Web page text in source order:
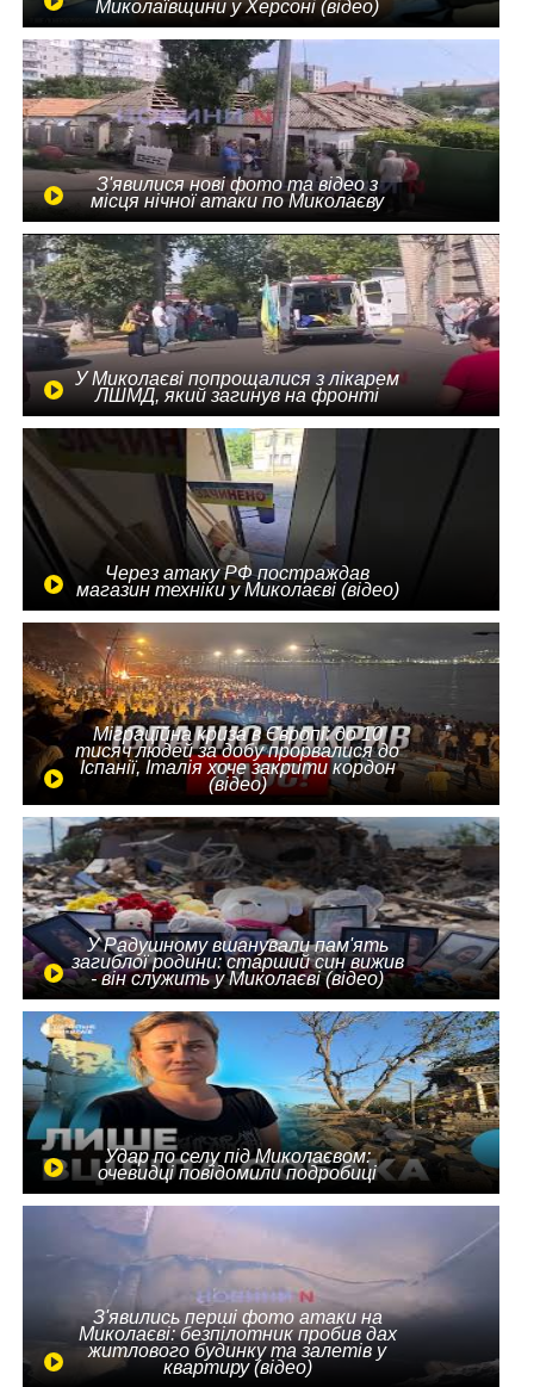
Миколаївщини у Херсоні (відео)
З'явилися нові фото та відео з
місця нічної атаки по Миколаєву
У Миколаєві попрощалися з лікарем
ЛШМД, який загинув на фронті
Через атаку РФ постраждав
магазин техніки у Миколаєві (відео)
Міграційна криза в Європі: до 10
тисяч людей за добу прорвалися до
Іспанії, Італія хоче закрити кордон
(відео)
У Радушному вшанували пам'ять
загиблої родини: старший син вижив
- він служить у Миколаєві (відео)
Удар по селу під Миколаєвом:
очевидці повідомили подробиці
З'явились перші фото атаки на
Миколаєві: безпілотник пробив дах
житлового будинку та залетів у
квартиру (відео)